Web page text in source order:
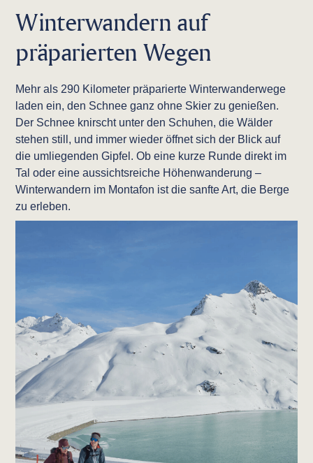
Winterwandern auf
präparierten Wegen
Mehr als 290 Kilometer präparierte Winterwanderwege
laden ein, den Schnee ganz ohne Skier zu genießen.
Der Schnee knirscht unter den Schuhen, die Wälder
stehen still, und immer wieder öffnet sich der Blick auf
die umliegenden Gipfel. Ob eine kurze Runde direkt im
Tal oder eine aussichtsreiche Höhenwanderung –
Winterwandern im Montafon ist die sanfte Art, die Berge
zu erleben.